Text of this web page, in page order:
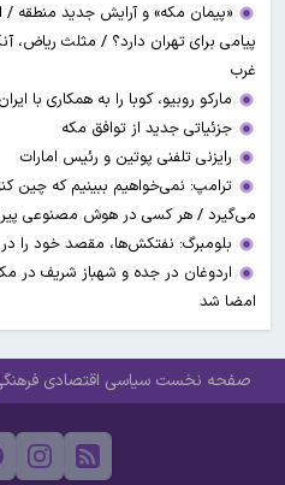
«پیمان مکه» و آرایش جدید منطقه /
پیامی برای تهران دارد؟ / مثلث ریاض،
غرب
مارکو روبیو، کوبا را به همکاری با
جزئیاتی جدید از توافق مکه
رایزنی تلفنی پوتین و رئیس امارات
ترامپ: نمی‌خواهیم ببینیم که چین
می‌گیرد / هر کسی در هوش مصنوعی
بلومبرگ: نفتکش‌ها، مقصد خود را
اردوغان در جده و شهباز شریف در
امضا شد
صفحه نخست سیاسی اقتصادی